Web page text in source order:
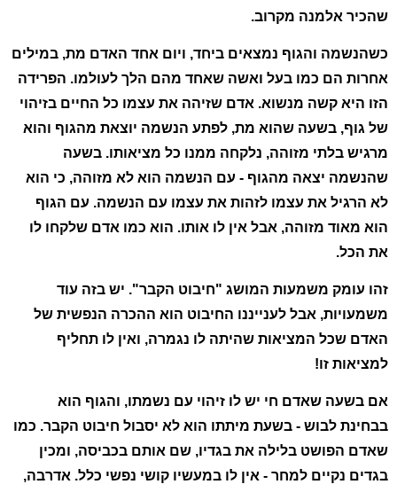
שהכיר אלמנה מקרוב.
כשהנשמה והגוף נמצאים ביחד, ויום אחד האדם מת, במילים
אחרות הם כמו בעל ואשה שאחד מהם הלך לעולמו. הפרידה
הזו היא קשה מנשוא. אדם שזיהה את עצמו כל החיים בזיהוי
של גוף, בשעה שהוא מת, לפתע הנשמה יוצאת מהגוף והוא
מרגיש בלתי מזוהה, נלקחה ממנו כל מציאותו. בשעה
שהנשמה יצאה מהגוף - עם הנשמה הוא לא מזוהה, כי הוא
לא הרגיל את עצמו לזהות את עצמו עם הנשמה. עם הגוף
הוא מאוד מזוהה, אבל אין לו אותו. הוא כמו אדם שלקחו לו
את הכל.
זהו עומק משמעות המושג "חיבוט הקבר". יש בזה עוד
משמעויות, אבל לענייננו החיבוט הוא ההכרה הנפשית של
האדם שכל המציאות שהיתה לו נגמרה, ואין לו תחליף
למציאות זו!
אם בשעה שאדם חי יש לו זיהוי עם נשמתו, והגוף הוא
בבחינת לבוש - בשעת מיתתו הוא לא יסבול חיבוט הקבר. כמו
שאדם הפושט בלילה את בגדיו, שם אותם בכביסה, ומכין
בגדים נקיים למחר - אין לו במעשיו קושי נפשי כלל. אדרבה,